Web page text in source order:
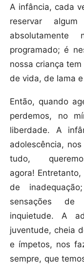
A infância, cada
reservar
programado; é
nossa criança
de vida, de lama
Então, quando
perdemos, no
liberdade. A
adolescência,
tudo,
agora!
de
sensações de
inquietude. A
juventude, cheia
e ímpetos, nos
sempre, que